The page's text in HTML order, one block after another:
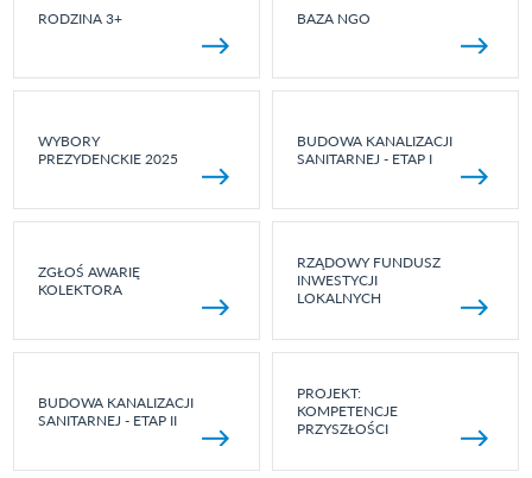
RODZINA 3+ BAZA NGO
WYBORY
PREZYDENCKIE 2025
BUDOWA KANALIZACJI
SANITARNEJ - ETAP I
ZGŁOŚ AWARIĘ
KOLEKTORA
RZĄDOWY FUNDUSZ
INWESTYCJI
LOKALNYCH
BUDOWA KANALIZACJI
SANITARNEJ - ETAP II
PROJEKT:
KOMPETENCJE
PRZYSZŁOŚCI